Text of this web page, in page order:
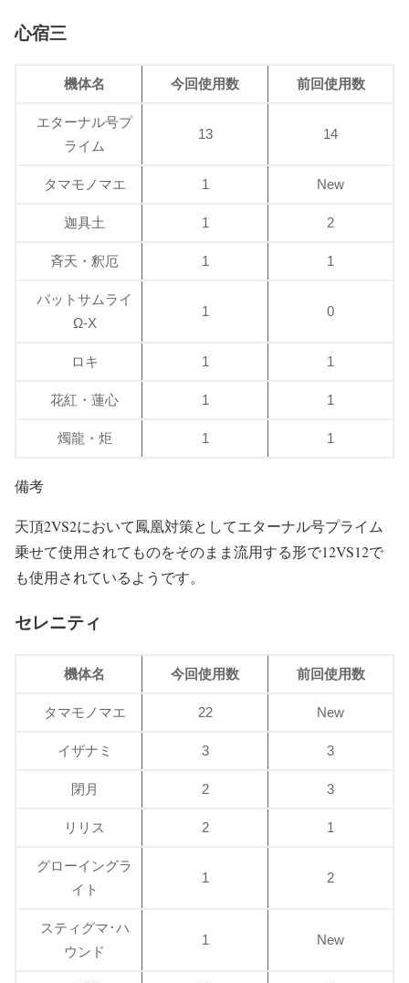
心宿三
機体名 今回使用数 前回使用数
エターナル号プ
ライム
13 14
タマモノマエ 1 New
迦具土 1 2
斉天・釈厄 1 1
バットサムライ
Ω-X
1 0
ロキ 1 1
花紅・蓮心 1 1
燭龍・炬 1 1
備考
天頂2VS2において鳳凰対策としてエターナル号プライム
乗せて使用されてものをそのまま流用する形で12VS12で
も使用されているようです。
セレニティ
機体名 今回使用数 前回使用数
タマモノマエ 22 New
イザナミ 3 3
閉月 2 3
リリス 2 1
グローイングラ
イト
1 2
スティグマ･ハ
ウンド
1 New